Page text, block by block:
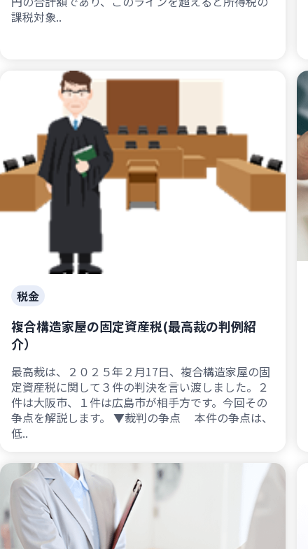
課税対象..
税金
複合構造家屋の固定資産税(最高裁の判例紹
介）
最高裁は、２０２５年２月17日、複合構造家屋の固
定資産税に関して３件の判決を言い渡しました。２
件は大阪市、１件は広島市が相手方です。今回その
争点を解説します。 ▼裁判の争点 本件の争点は、
低..